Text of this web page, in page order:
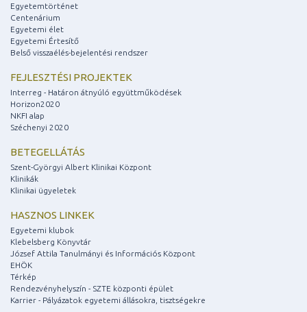
Egyetemtörténet
Centenárium
Egyetemi élet
Egyetemi Értesítő
Belső visszaélés-bejelentési rendszer
FEJLESZTÉSI PROJEKTEK
Interreg - Határon átnyúló együttműködések
Horizon2020
NKFI alap
Széchenyi 2020
BETEGELLÁTÁS
Szent-Györgyi Albert Klinikai Központ
Klinikák
Klinikai ügyeletek
HASZNOS LINKEK
Egyetemi klubok
Klebelsberg Könyvtár
József Attila Tanulmányi és Információs Központ
EHÖK
Térkép
Rendezvényhelyszín - SZTE központi épület
Karrier - Pályázatok egyetemi állásokra, tisztségekre